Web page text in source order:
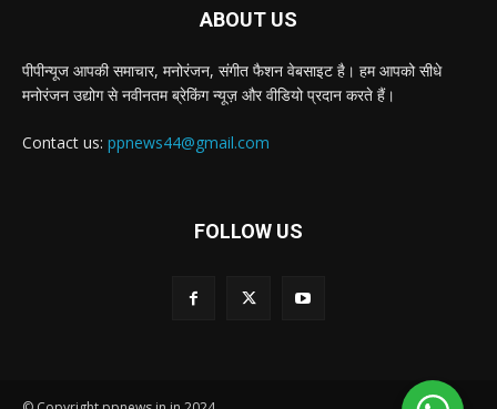
ABOUT US
पीपीन्यूज आपकी समाचार, मनोरंजन, संगीत फैशन वेबसाइट है। हम आपको सीधे
मनोरंजन उद्योग से नवीनतम ब्रेकिंग न्यूज़ और वीडियो प्रदान करते हैं।
Contact us: ppnews44@gmail.com
FOLLOW US